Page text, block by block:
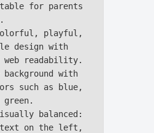
for parents
playful,
design with
web readability.
with
such as blue,
balanced:
text on the left,